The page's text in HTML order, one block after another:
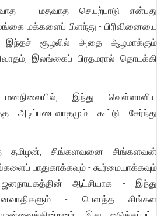
- மதவாத செயற்பாடு என்பது
மக்களைப் பிளந்து - பிரிவினையை
இந்தச் சூழலில் அதை ஆழமாக்கும்
இலங்கைப் பிரதமரால் தொடக்கி
இந்து வெள்ளாளிய
அடிப்படைவாதமும் கூட்டு சேர்ந்து
தமிழன், சிங்களவனை சிங்களவன்
பாதுகாக்கவும் - கூர்மையாக்கவும்
ஆட்சியாக - இந்து
- பௌத்த சிங்கள